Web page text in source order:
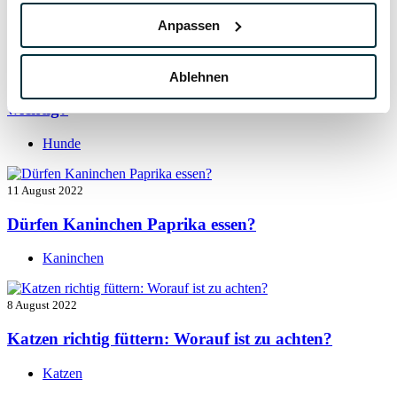
Anpassen
Ablehnen
Hunde
13 August 2022
wichtig?
Hunde
11 August 2022
Dürfen Kaninchen Paprika essen?
Kaninchen
8 August 2022
Katzen richtig füttern: Worauf ist zu achten?
Katzen